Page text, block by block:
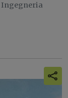
Ingegneria